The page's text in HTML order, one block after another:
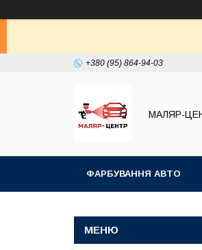
+380 (95) 864-94-03
МАЛЯР-
ФАРБУВАННЯ АВТО